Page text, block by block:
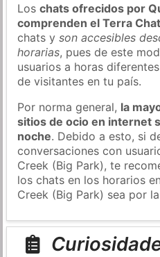
Loschats ofrecidos por
comprenden el Terra
chats yson accesibles
horarias, pues de este
usuarios a horas
de visitantes en tu país.
Por norma general, la
sitios de ocio en internet
noche. Debido a esto, si
conversaciones con
Creek (Big Park), te
los chats en los horarios
Creek (Big Park) sea por